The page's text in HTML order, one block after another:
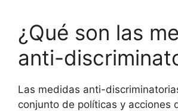
¿Qué son las
anti-
Las medidas anti-
conjunto de políticas y acciones